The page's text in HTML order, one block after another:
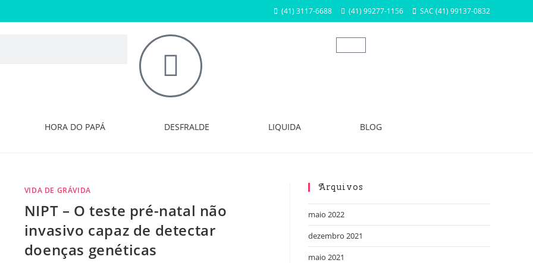
(41) 3117-6688 (41) 99277-1156 SAC (41) 99137-0832
HORA DO PAPÁ DESFRALDE LIQUIDA BLOG
VIDA DE GRÁVIDA
NIPT – O teste pré-natal não
invasivo capaz de detectar
doenças genéticas
Arquivos
maio 2022
dezembro 2021
maio 2021